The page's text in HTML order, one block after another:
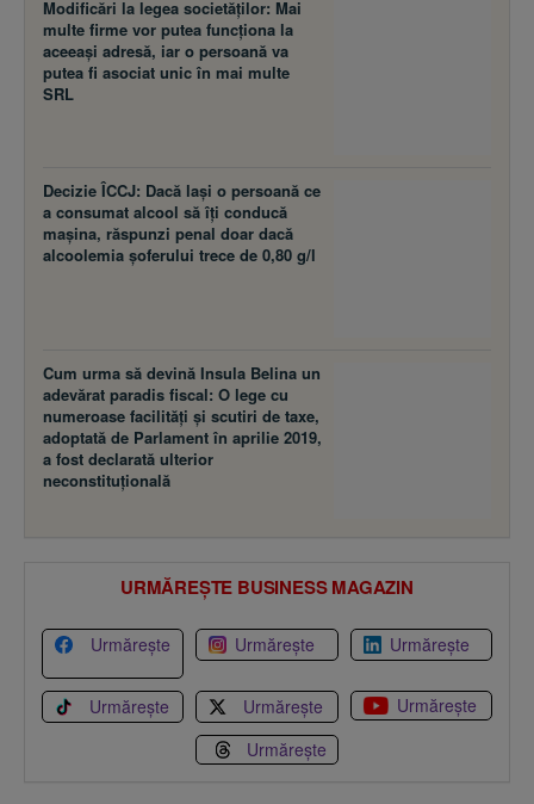
Modificări la legea societăţilor: Mai
multe firme vor putea funcţiona la
aceeaşi adresă, iar o persoană va
putea fi asociat unic în mai multe
SRL
Decizie ÎCCJ: Dacă laşi o persoană ce
a consumat alcool să îţi conducă
maşina, răspunzi penal doar dacă
alcoolemia şoferului trece de 0,80 g/l
Cum urma să devină Insula Belina un
adevărat paradis fiscal: O lege cu
numeroase facilităţi şi scutiri de taxe,
adoptată de Parlament în aprilie 2019,
a fost declarată ulterior
neconstituţională
URMĂREȘTE BUSINESS MAGAZIN
Urmărește Urmărește Urmărește
Urmărește Urmărește
Urmărește
Urmărește